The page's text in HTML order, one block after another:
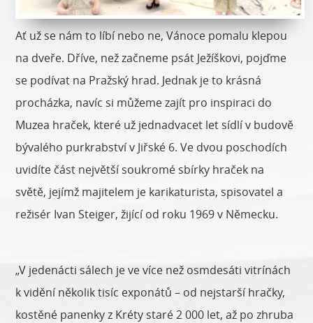
Ať už se nám to líbí nebo ne, Vánoce pomalu klepou
na dveře. Dříve, než začneme psát Ježíškovi, pojďme
se podívat na Pražský hrad. Jednak je to krásná
procházka, navíc si můžeme zajít pro inspiraci do
Muzea hraček, které už jednadvacet let sídlí v budově
bývalého purkrabství v Jiřské 6. Ve dvou poschodích
uvidíte část největší soukromé sbírky hraček na
světě, jejímž majitelem je karikaturista, spisovatel a
režisér Ivan Steiger, žijící od roku 1969 v Německu.
„V jedenácti sálech je ve více než osmdesáti vitrínách
k vidění několik tisíc exponátů – od nejstarší hračky,
kostěné panenky z Kréty staré 2 000 let, až po zhruba